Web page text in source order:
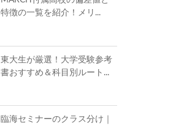
特徴の一覧を紹介！メリ...
東大生が厳選！大学受験参考
書おすすめ＆科目別ルート...
臨海セミナーのクラス分け｜